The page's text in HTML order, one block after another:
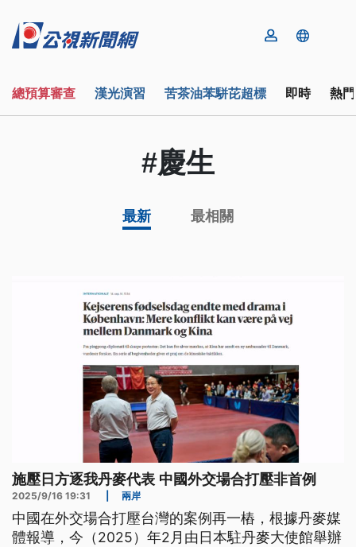
總預算審查 漢光演習 苦茶油苯駢芘超標 即時 熱
#慶生
最新 最相關
施壓日方逐我丹麥代表 中國外交場合打壓非首例
2025/9/16 19:31 兩岸
中國在外交場合打壓台灣的案例再一樁，根據丹麥媒
體報導，今（2025）年2月由日本駐丹麥大使館舉辦